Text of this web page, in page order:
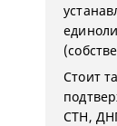
Стоит
СТН,